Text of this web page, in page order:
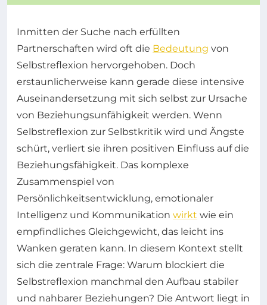
Inmitten der Suche nach erfüllten
Partnerschaften wird oft die Bedeutung von
Selbstreflexion hervorgehoben. Doch
erstaunlicherweise kann gerade diese intensive
Auseinandersetzung mit sich selbst zur Ursache
von Beziehungsunfähigkeit werden. Wenn
Selbstreflexion zur Selbstkritik wird und Ängste
schürt, verliert sie ihren positiven Einfluss auf die
Beziehungsfähigkeit. Das komplexe
Zusammenspiel von
Persönlichkeitsentwicklung, emotionaler
Intelligenz und Kommunikation wirkt wie ein
empfindliches Gleichgewicht, das leicht ins
Wanken geraten kann. In diesem Kontext stellt
sich die zentrale Frage: Warum blockiert die
Selbstreflexion manchmal den Aufbau stabiler
und nahbarer Beziehungen? Die Antwort liegt in